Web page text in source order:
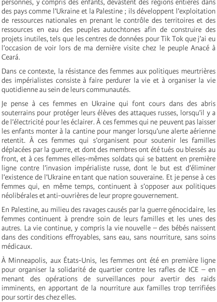
personnes, y compris des enfants, dévastent des régions entières dans
des pays comme l’Ukraine et la Palestine ; ils développent l’exploitation
de ressources nationales en prenant le contrôle des territoires et des
ressources en eau des peuples autochtones afin de construire des
projets inutiles, tels que les centres de données pour Tik Tok que j’ai eu
l’occasion de voir lors de ma dernière visite chez le peuple Anacé à
Ceará.
Dans ce contexte, la résistance des femmes aux politiques meurtrières
des impérialistes consiste à faire perdurer la vie et à organiser la vie
quotidienne au sein de leurs communautés.
Je pense à ces femmes en Ukraine qui font cours dans des abris
souterrains pour protéger leurs élèves des attaques russes, lorsqu’il y a
de l’électricité pour les éclairer. À ces femmes qui ne peuvent pas laisser
les enfants monter à la cantine pour manger lorsqu’une alerte aérienne
retentit. À ces femmes qui s’organisent pour soutenir les familles
déplacées par la guerre, et dont des membres ont été tués ou blessés au
front, et à ces femmes elles-mêmes soldats qui se battent en première
ligne contre l’invasion impérialiste russe, dont le but est d’éliminer
l’existence de l’Ukraine en tant que nation souveraine. Et je pense à ces
femmes qui, en même temps, continuent à s’opposer aux politiques
néolibérales et anti-ouvrières de leur propre gouvernement.
En Palestine, au milieu des ravages causés par la guerre génocidaire, les
femmes continuent à prendre soin de leurs familles et les unes des
autres. La vie continue, y compris la vie nouvelle – des bébés naissent
dans des conditions effroyables, sans eau, sans nourriture, sans soins
médicaux.
À Minneapolis, aux États-Unis, les femmes ont été en première ligne
pour organiser la solidarité de quartier contre les rafles de ICE – en
menant des opérations de surveillances pour avertir des raids
imminents, en apportant de la nourriture aux familles trop terrifiées
pour sortir des chez elles.